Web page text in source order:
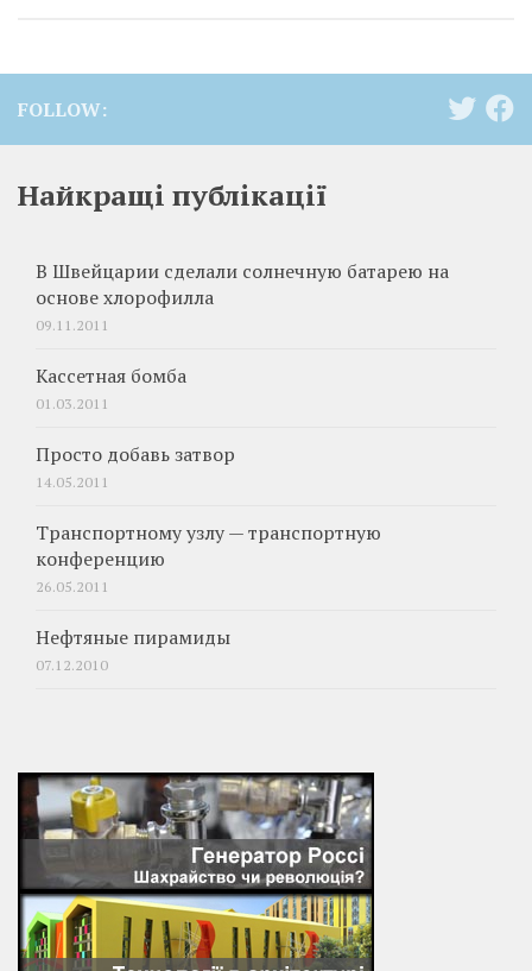
FOLLOW:
Найкращі публікації
В Швейцарии сделали солнечную батарею на
основе хлорофилла
09.11.2011
Кассетная бомба
01.03.2011
Просто добавь затвор
14.05.2011
Транспортному узлу — транспортную
конференцию
26.05.2011
Нефтяные пирамиды
07.12.2010